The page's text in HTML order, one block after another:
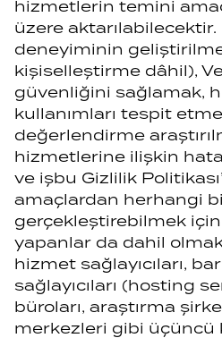
hizmetlerin temini
üzere aktarılabilecektir.
deneyiminin
kişiselleştirme dâhil),
güvenliğini sağlamak,
kullanımları tespit
değerlendirme
hizmetlerine ilişkin
ve işbu Gizlilik
amaçlardan herhangi
gerçekleştirebilmek
yapanlar da dahil
hizmet sağlayıcıları,
sağlayıcıları (hosting
büroları, araştırma
merkezleri gibi üçüncü